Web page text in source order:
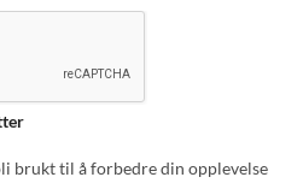
brukt til å forbedre din opplevelse